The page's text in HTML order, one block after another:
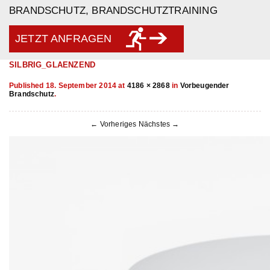
BRANDSCHUTZ, BRANDSCHUTZTRAINING
JETZT ANFRAGEN
SILBRIG_GLAENZEND
Published 18. September 2014 at 4186 × 2868in Vorbeugender
Brandschutz.
← Vorheriges Nächstes →